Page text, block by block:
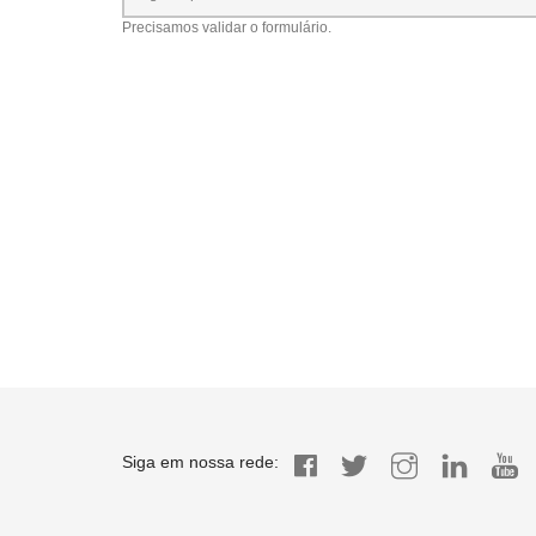
Precisamos validar o formulário.
Siga em nossa rede: